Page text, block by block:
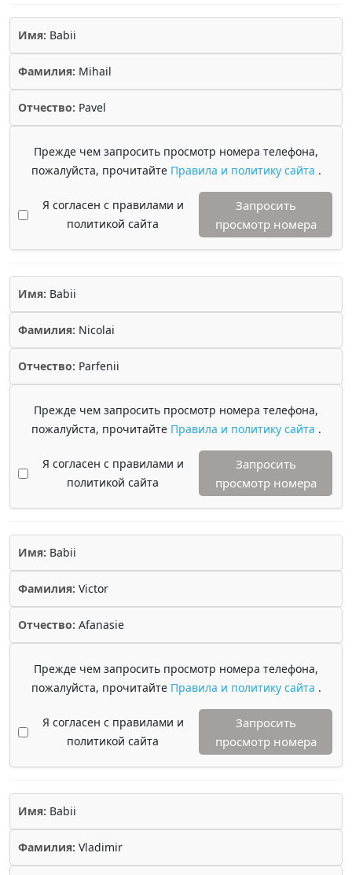
Имя: Babii
Фамилия: Mihail
Отчество: Pavel
Прежде чем запросить просмотр номера телефона,
пожалуйста, прочитайте Правила и политику сайта .
Я согласен с правилами и
политикой сайта
Запросить
просмотр номера
Имя: Babii
Фамилия: Nicolai
Отчество: Parfenii
Прежде чем запросить просмотр номера телефона,
пожалуйста, прочитайте Правила и политику сайта .
Я согласен с правилами и
политикой сайта
Запросить
просмотр номера
Имя: Babii
Фамилия: Victor
Отчество: Afanasie
Прежде чем запросить просмотр номера телефона,
пожалуйста, прочитайте Правила и политику сайта .
Я согласен с правилами и
политикой сайта
Запросить
просмотр номера
Имя: Babii
Фамилия: Vladimir